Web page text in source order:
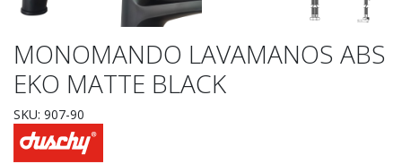
MONOMANDO LAVAMANOS ABS
EKO MATTE BLACK
SKU: 907-90